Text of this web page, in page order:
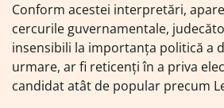
Conform acestei interpretări,
cercurile guvernamentale,
insensibili la importanța politică a
urmare, ar fi reticenți în a priva
candidat atât de popular precum